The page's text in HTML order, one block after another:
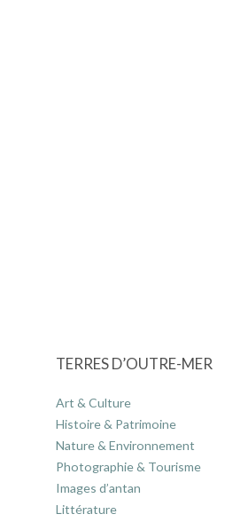
TERRES D’OUTRE-MER
Art & Culture
Histoire & Patrimoine
Nature & Environnement
Photographie & Tourisme
Images d’antan
Littérature